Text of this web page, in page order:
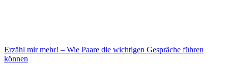
Erzähl mir mehr! – Wie Paare die wichtigen Gespräche führen
können